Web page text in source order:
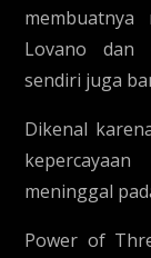
Lovano dan
sendiri juga
Dikenal
meninggal
Power of